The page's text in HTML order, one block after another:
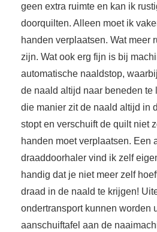
geen extra ruimte en kan ik
doorquilten. Alleen moet ik
handen verplaatsen. Wat meer
zijn. Wat ook erg fijn is bij
automatische naaldstop,
de naald altijd naar beneden te
die manier zit de naald altijd in
stopt en verschuift de quilt niet
handen moet verplaatsen. Een
draaddoorhaler vind ik zelf
handig dat je niet meer zelf
draad in de naald te krijgen!
ondertransport kunnen worden
aanschuiftafel aan de